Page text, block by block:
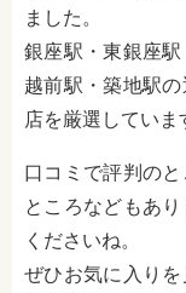
ました。
銀座駅・東銀座
越前駅・築地駅
店を厳選していま
口コミで評判の
ところなどもあ
くださいね。
ぜひお気に入り